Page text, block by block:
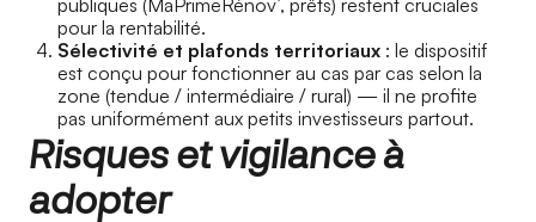
publiques (MaPrimeRénov’, prêts) restent cruciales
pour la rentabilité.
Sélectivité et plafonds territoriaux : le dispositif
est conçu pour fonctionner au cas par cas selon la
zone (tendue / intermédiaire / rural) — il ne profite
pas uniformément aux petits investisseurs partout.
Risques et vigilance à
adopter